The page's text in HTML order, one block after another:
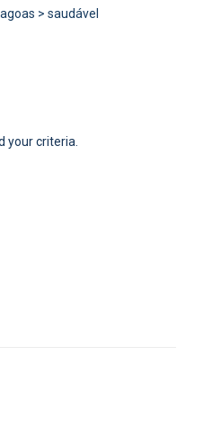
> saudável
your criteria.